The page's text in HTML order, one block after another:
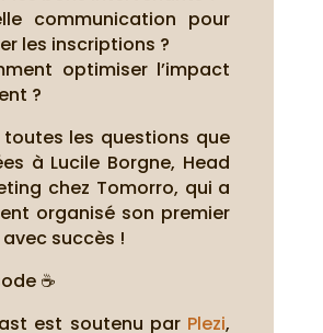
communication pour
les inscriptions ?
optimiser l’impact
?
les questions que
à Lucile Borgne, Head
chez Tomorro, qui a
organisé son premier
succès !
☕
est soutenu par Plezi,